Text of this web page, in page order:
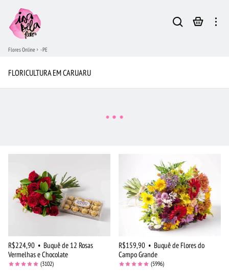
Flores Online - PE
FLORICULTURA EM CARUARU
R$224,90 • Buquê de 12 Rosas
Vermelhas e Chocolate
(3102)
R$159,90 • Buquê de Flores do
Campo Grande
(5996)